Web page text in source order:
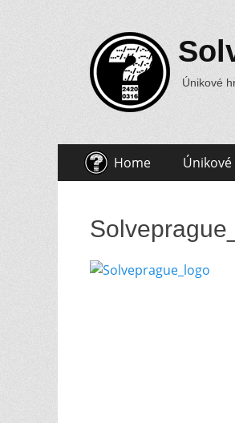
Únikové
Primary
Menu
Skip
to
Home